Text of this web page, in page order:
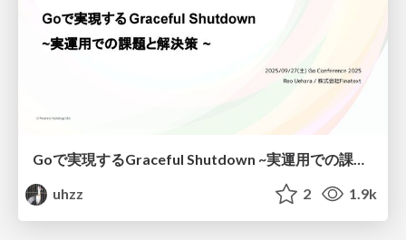
uhzz
2 1.9k